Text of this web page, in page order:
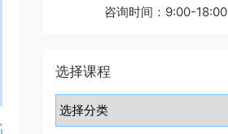
咨询时间：9:00-18:00
选择课程